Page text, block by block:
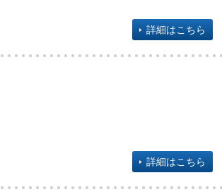
詳細はこちら
詳細はこちら